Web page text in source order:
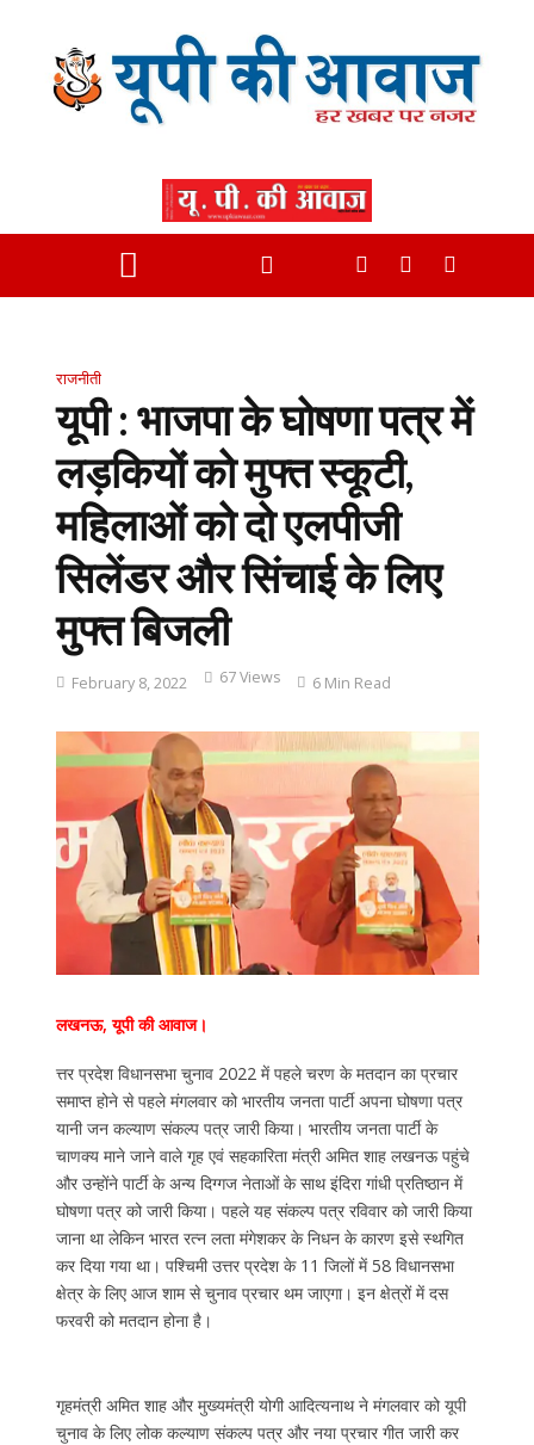
राजनीती
यूपी : भाजपा के घोषणा पत्र में
लड़कियों को मुफ्त स्कूटी,
महिलाओं को दो एलपीजी
सिलेंडर और सिंचाई के लिए
मुफ्त बिजली
February 8, 2022 67 Views 6 Min Read
लखनऊ, यूपी की आवाज।
त्तर प्रदेश विधानसभा चुनाव 2022 में पहले चरण के मतदान का प्रचार
समाप्त होने से पहले मंगलवार को भारतीय जनता पार्टी अपना घोषणा पत्र
यानी जन कल्याण संकल्प पत्र जारी किया। भारतीय जनता पार्टी के
चाणक्य माने जाने वाले गृह एवं सहकारिता मंत्री अमित शाह लखनऊ पहुंचे
और उन्होंने पार्टी के अन्य दिग्गज नेताओं के साथ इंदिरा गांधी प्रतिष्ठान में
घोषणा पत्र को जारी किया। पहले यह संकल्प पत्र रविवार को जारी किया
जाना था लेकिन भारत रत्न लता मंगेशकर के निधन के कारण इसे स्थगित
कर दिया गया था। पश्चिमी उत्तर प्रदेश के 11 जिलों में 58 विधानसभा
क्षेत्र के लिए आज शाम से चुनाव प्रचार थम जाएगा। इन क्षेत्रों में दस
फरवरी को मतदान होना है।
गृहमंत्री अमित शाह और मुख्यमंत्री योगी आदित्यनाथ ने मंगलवार को यूपी
चुनाव के लिए लोक कल्याण संकल्प पत्र और नया प्रचार गीत जारी कर